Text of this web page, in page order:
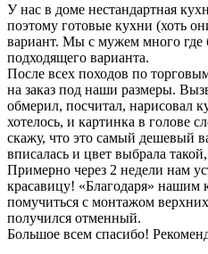
У нас в доме нестандартная
поэтому готовые кухни (хоть
вариант. Мы с мужем много
подходящего варианта.
После всех походов по
на заказ под наши размеры.
обмерил, посчитал, нарисовал
хотелось, и картинка в голове
скажу, что это самый дешевый
вписалась и цвет выбрала
Примерно через 2 недели нам
красавицу! «Благодаря»
помучиться с монтажом
получился отменный.
Большое всем спасибо!